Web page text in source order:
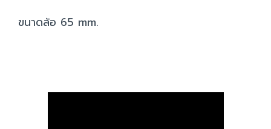
ขนาดล้อ 65 mm.